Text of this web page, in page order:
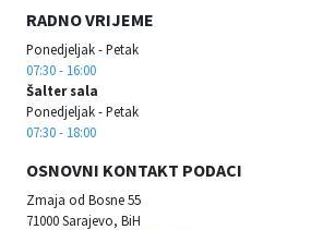
RADNO VRIJEME
Ponedjeljak - Petak
07:30 - 16:00
Šalter sala
Ponedjeljak - Petak
07:30 - 18:00
OSNOVNI KONTAKT PODACI
Zmaja od Bosne 55
71000 Sarajevo, BiH